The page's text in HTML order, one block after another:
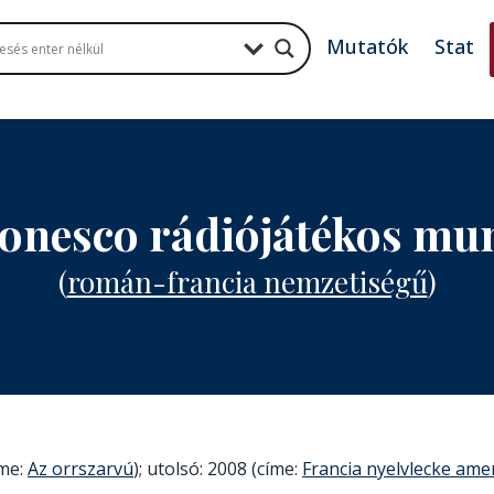
Mutatók Stat
rádiójátékos
(román-francia nemzetiségű)
Az orrszarvú); utolsó: 2008 (címe: Francia nyelvlecke